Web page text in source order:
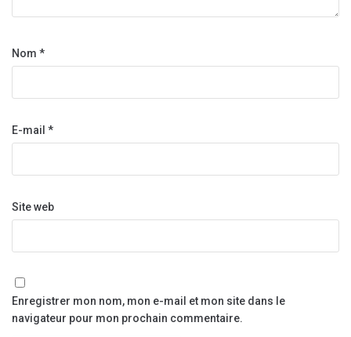
Nom *
E-mail *
Site web
Enregistrer mon nom, mon e-mail et mon site dans le
navigateur pour mon prochain commentaire.